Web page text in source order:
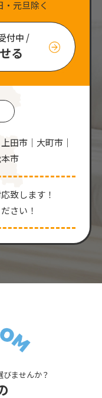
・元旦除く
付中 /
る
田市｜大町市｜
市
致します！
さい！
ませんか？